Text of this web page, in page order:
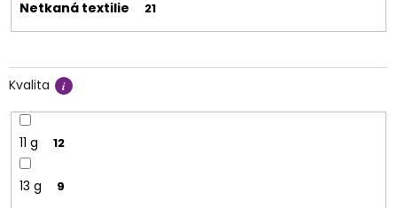
Netkaná textilie 21
Kvalita
11 g 12
13 g 9